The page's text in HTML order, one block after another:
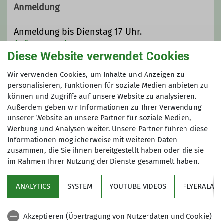
innerhalb des Deutschen
Alpenvereins (DAV) mit 2.610
Mitgliedern (Stand 01.Aug. 2025).
Gegründet 1961 als Bergsportgruppe
Siemens Balanstraße sind wir seit
innerhalb des Deutschen
Alpenvereins:DAV Sektion
Bergfreunde München e.V.
Im Jahr 2009 haben wir unsere Hütte,
das Spitzsteinhaus in den Chiemgauer
Alpen übernommen.
Wir sind eine sehr aktive Sektion mit
einer stattlichen Anzahl von
Bergtouren jeglicher Couleur
(Bergwanderungen, Hochtouren,
Skitouren, Ski-Langlauf, Klettertouren,
Klettersteige und mehr). Siehe
Anmeldung
Anmeldung bis Dienstag 17 Uhr.
Anfrage senden
Anmeldung ab / bis
16.02.2026 / 17.02.2026
Programm
Diese Website verwendet Cookies
Wir verwenden Cookies, um Inhalte und Anzeigen zu
personalisieren, Funktionen für soziale Medien anbieten zu
können und Zugriffe auf unsere Website zu analysieren.
Außerdem geben wir Informationen zu Ihrer Verwendung
unserer Website an unsere Partner für soziale Medien,
Werbung und Analysen weiter. Unsere Partner führen diese
Informationen möglicherweise mit weiteren Daten
zusammen, die Sie ihnen bereitgestellt haben oder die sie
im Rahmen Ihrer Nutzung der Dienste gesammelt haben.
ANALYTICS SYSTEM YOUTUBE VIDEOS
Akzeptieren (Übertragung von Nutzerdaten und Cookie)